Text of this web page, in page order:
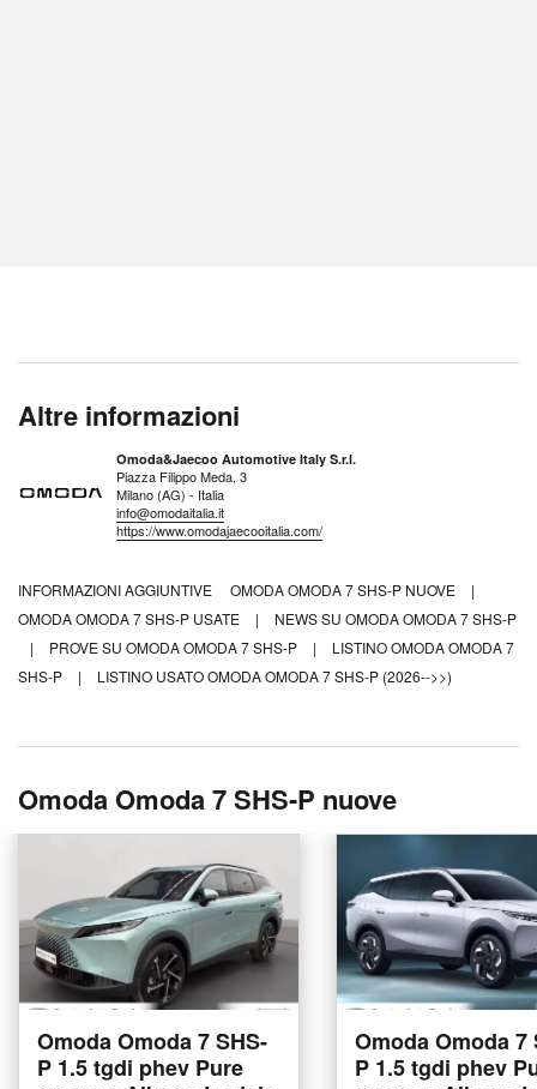
Altre informazioni
Omoda&Jaecoo Automotive Italy S.r.l.
Piazza Filippo Meda, 3
Milano (AG) - Italia
info@omodaitalia.it
https://www.omodajaecooitalia.com/
INFORMAZIONI AGGIUNTIVE OMODA OMODA 7 SHS-P NUOVE
|
OMODA OMODA 7 SHS-P USATE
|
NEWS SU OMODA OMODA 7 SHS-P
|
PROVE SU OMODA OMODA 7 SHS-P |
LISTINO OMODA OMODA 7
SHS-P
| LISTINO USATO OMODA OMODA 7 SHS-P (2026-->>)
Omoda Omoda 7 SHS-P nuove
Omoda Omoda 7 SHS-
P 1.5 tgdi phev Pure
Omoda Omoda 7
P 1.5 tgdi phev